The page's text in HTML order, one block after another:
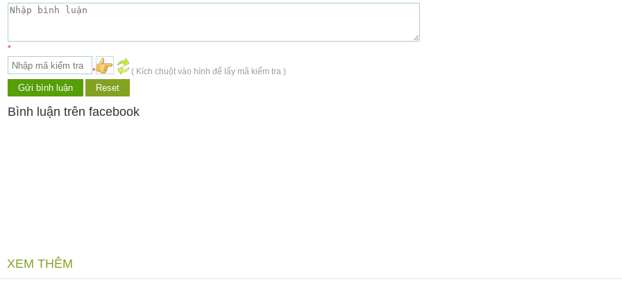
*
* ( Kích chuột vào hình để lấy mã kiểm tra )
Bình luận trên facebook
XEM THÊM